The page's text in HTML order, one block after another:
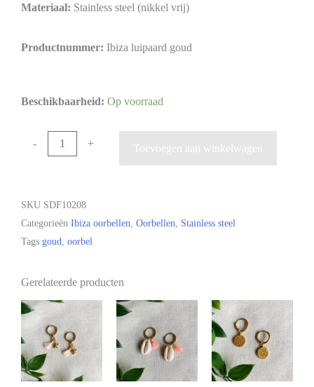
Materiaal: Stainless steel (nikkel vrij)
Productnummer: Ibiza luipaard goud
Beschikbaarheid: Op voorraad
- + Toevoegen aan winkelwagen
SKU SDF10208
Categorieën Ibiza oorbellen Oorbellen
Stainless steel
Tags goud oorbel
Gerelateerde producten